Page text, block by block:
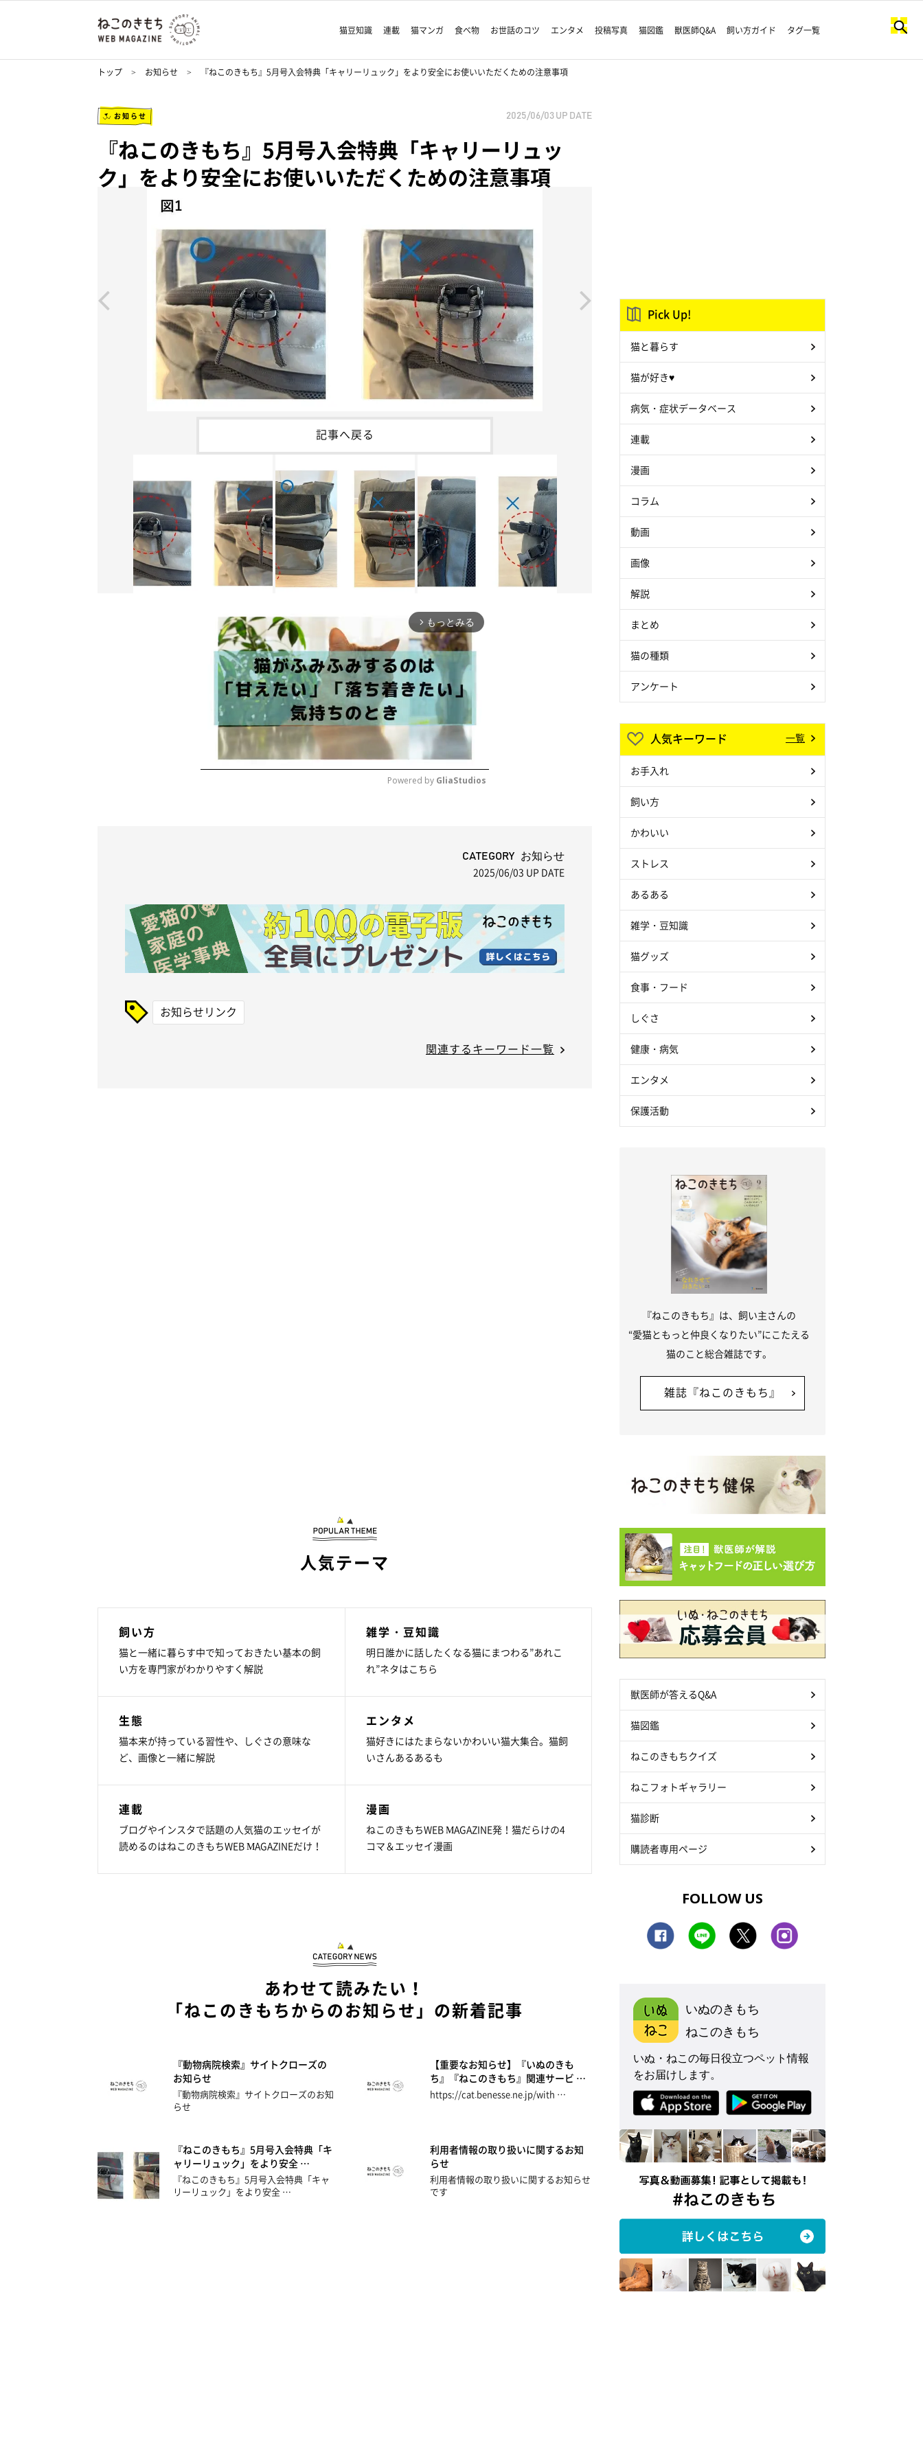
猫豆知識 連載 猫マンガ 食べ物 お世話のコツ エンタメ 投稿写真 猫図鑑 獣医師Q&A 飼い方ガイド タグ一覧
トップ お知らせ 『ねこのきもち』5月号入会特典「キャリーリュック」をより安全にお使いいただくための注意事項
お知らせ 2025/06/03 UP DATE
『ねこのきもち』5月号入会特典「キャリーリュッ
ク」をより安全にお使いいただくための注意事項
記事へ戻る
arrow_forward_ios もっとみる
Powered by GliaStudios
CATEGORY お知らせ
2025/06/03 UP DATE
お知らせリンク
関連するキーワード一覧
人気テーマ
飼い方
猫と一緒に暮らす中で知っておきたい基本の飼
い方を専門家がわかりやすく解説
雑学・豆知識
明日誰かに話したくなる猫にまつわる”あれこ
れ”ネタはこちら
生態
猫本来が持っている習性や、しぐさの意味な
ど、画像と一緒に解説
エンタメ
猫好きにはたまらないかわいい猫大集合。猫飼
いさんあるあるも
連載
ブログやインスタで話題の人気猫のエッセイが
読めるのはねこのきもちWEB MAGAZINEだけ！
漫画
ねこのきもちWEB MAGAZINE発！猫だらけの4
コマ＆エッセイ漫画
あわせて読みたい！
「ねこのきもちからのお知らせ」の新着記事
『動物病院検索』サイトクローズの
お知らせ
『動物病院検索』サイトクローズのお知
らせ
【重要なお知らせ】『いぬのきも
ち』『ねこのきもち』関連サービ …
https://cat.benesse.ne.jp/with …
『ねこのきもち』5月号入会特典「キ
ャリーリュック」をより安全 …
『ねこのきもち』5月号入会特典「キャ
リーリュック」をより安全 …
利用者情報の取り扱いに関するお知
らせ
利用者情報の取り扱いに関するお知らせ
です
Pick Up!
猫と暮らす
猫が好き♥
病気・症状データベース
連載
漫画
コラム
動画
画像
解説
まとめ
猫の種類
アンケート
人気キーワード 一覧
お手入れ
飼い方
かわいい
ストレス
あるある
雑学・豆知識
猫グッズ
食事・フード
しぐさ
健康・病気
エンタメ
保護活動
『ねこのきもち』は、飼い主さんの
“愛猫ともっと仲良くなりたい”にこたえる
猫のこと総合雑誌です。
雑誌『ねこのきもち』
獣医師が答えるQ&A
猫図鑑
ねこのきもちクイズ
ねこフォトギャラリー
猫診断
購読者専用ページ
FOLLOW US
いぬのきもち
ねこのきもち
いぬ・ねこの毎日役立つペット情報
をお届けします。